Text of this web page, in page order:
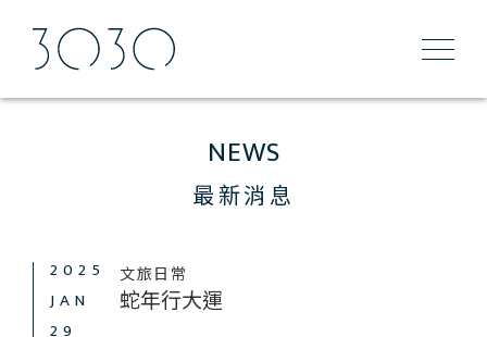
NEWS
最新消息
2025
JAN
29
文旅日常
蛇年行大運